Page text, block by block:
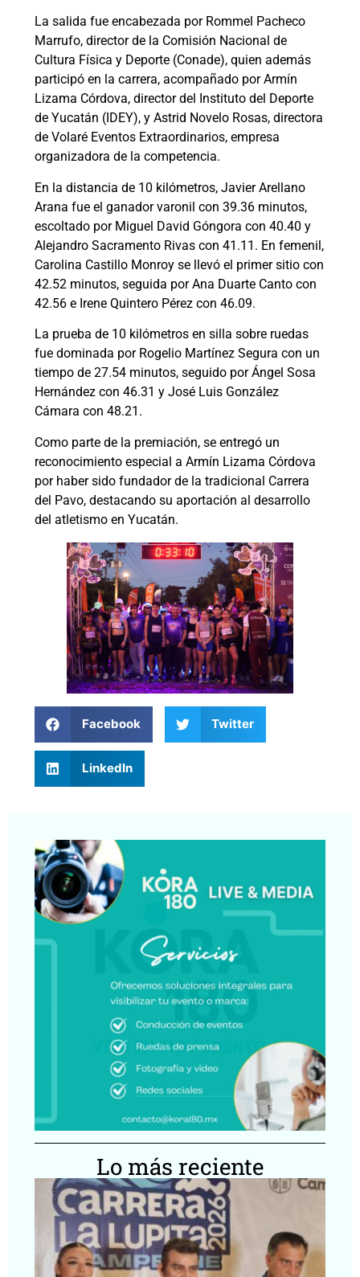
La salida fue encabezada por Rommel Pacheco
Marrufo, director de la Comisión Nacional de
Cultura Física y Deporte (Conade), quien además
participó en la carrera, acompañado por Armín
Lizama Córdova, director del Instituto del Deporte
de Yucatán (IDEY), y Astrid Novelo Rosas, directora
de Volaré Eventos Extraordinarios, empresa
organizadora de la competencia.
En la distancia de 10 kilómetros, Javier Arellano
Arana fue el ganador varonil con 39.36 minutos,
escoltado por Miguel David Góngora con 40.40 y
Alejandro Sacramento Rivas con 41.11. En femenil,
Carolina Castillo Monroy se llevó el primer sitio con
42.52 minutos, seguida por Ana Duarte Canto con
42.56 e Irene Quintero Pérez con 46.09.
La prueba de 10 kilómetros en silla sobre ruedas
fue dominada por Rogelio Martínez Segura con un
tiempo de 27.54 minutos, seguido por Ángel Sosa
Hernández con 46.31 y José Luis González
Cámara con 48.21.
Como parte de la premiación, se entregó un
reconocimiento especial a Armín Lizama Córdova
por haber sido fundador de la tradicional Carrera
del Pavo, destacando su aportación al desarrollo
del atletismo en Yucatán.
Facebook Twitter
LinkedIn
Lo más reciente